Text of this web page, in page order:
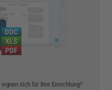
sich für Ihre Einrichtung?